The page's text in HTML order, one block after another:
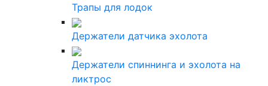
Трапы для лодок
Держатели датчика эхолота
Держатели спиннинга и эхолота на
ликтрос